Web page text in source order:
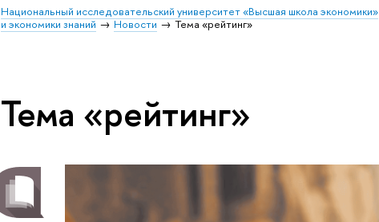
Национальный исследовательский университет «Высшая школа экономики»
и экономики знаний
Новости Тема «рейтинг»
Тема «рейтинг»